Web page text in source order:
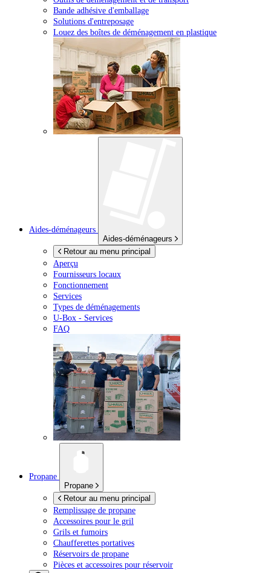
Bande adhésive d'emballage
Solutions d'entreposage
Louez des boîtes de déménagement en plastique
Aides-déménageurs
Aides-déménageurs
Retour au menu principal
Aperçu
Fournisseurs locaux
Fonctionnement
Services
Types de déménagements
U-Box - Services
FAQ
Propane
Propane
Retour au menu principal
Remplissage de propane
Accessoires pour le gril
Grils et fumoirs
Chaufferettes portatives
Réservoirs de propane
Pièces et accessoires pour réservoir